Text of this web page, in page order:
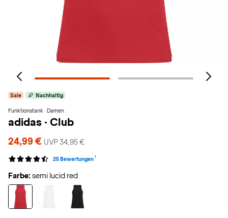
Sale Nachhaltig
Funktionstank · Damen
adidas · Club
24,99 € UVP 34,95 €
25 Bewertungen 1
Farbe: semi lucid red